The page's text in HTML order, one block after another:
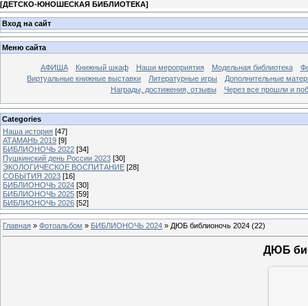
[ДЕТСКО-ЮНОШЕСКАЯ БИБЛИОТЕКА]
Вход на сайт
Меню сайта
АФИША Книжный шкаф Наши мероприятия Модельная библиотека
Виртуальные книжные выставки
Литературные игры
Дополнительные
Награды, достижения, отзывы
Через все прошли и
Categories
Наша история [47]
АТАМАНЬ 2019 [9]
БИБЛИОНОЧЬ 2022 [34]
Пушкинский день России 2023 [30]
ЭКОЛОГИЧЕСКОЕ ВОСПИТАНИЕ [28]
СОБЫТИЯ 2023 [16]
БИБЛИОНОЧЬ 2024 [30]
БИБЛИОНОЧЬ 2025 [59]
БИБЛИОНОЧЬ 2026 [52]
Главная » Фотоальбом » БИБЛИОНОЧЬ 2024 » ДЮБ библионочь 2024 (22)
ДЮБ